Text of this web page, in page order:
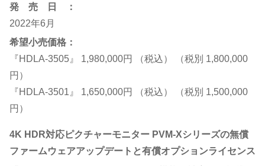
発 売 日 ：
2022年6月
希望小売価格：
『HDLA-3505』 1,980,000円 （税込） （税別 1,800,000
円）
『HDLA-3501』 1,650,000円 （税込） （税別 1,500,000
円）
4K HDR対応ピクチャーモニター PVM-Xシリーズの無償
ファームウェアアップデートと有償オプションライセンス